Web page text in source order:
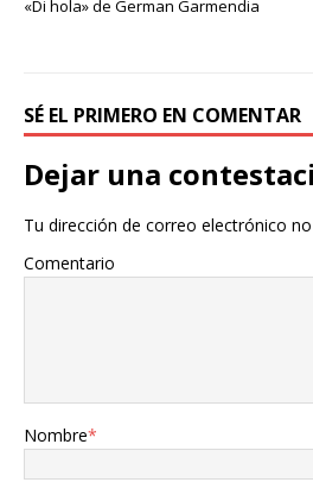
«Di hola» de German Garmendia
SÉ EL PRIMERO EN COMENTAR
Dejar una
Tu dirección de correo electrónico
Comentario
Nombre*